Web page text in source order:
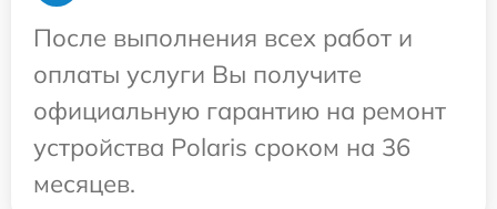
После выполнения всех работ и
оплаты услуги Вы получите
официальную гарантию на ремонт
устройства Polaris сроком на 36
месяцев.